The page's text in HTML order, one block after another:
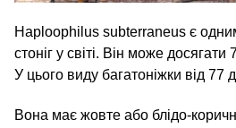
Haploophilus subterraneus є
стоніг у світі. Він може
У цього виду багатоніжки від 77
Вона має жовте або блідо-